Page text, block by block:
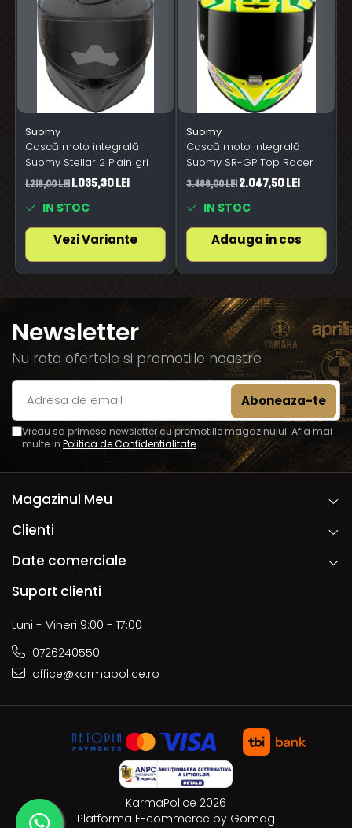
Suomy
Cască moto integrală
Suomy Stellar 2 Plain gri
1.218,00 Lei1.035,30 Lei
IN STOC
Vezi Variante
Suomy
Cască moto integrală
Suomy SR-GP Top Racer
3.486,00 Lei2.047,50 Lei
IN STOC
Adauga in cos
Newsletter
Nu rata ofertele si promotiile noastre
Vreau sa primesc newsletter cu promotiile magazinului. Afla mai
multe in Politica de Confidentialitate
Magazinul Meu
Clienti
Date comerciale
Suport clienti
Luni - Vineri 9:00 - 17:00
0726240550
office@karmapolice.ro
KarmaPolice 2026
Platforma E-commerce by Gomag